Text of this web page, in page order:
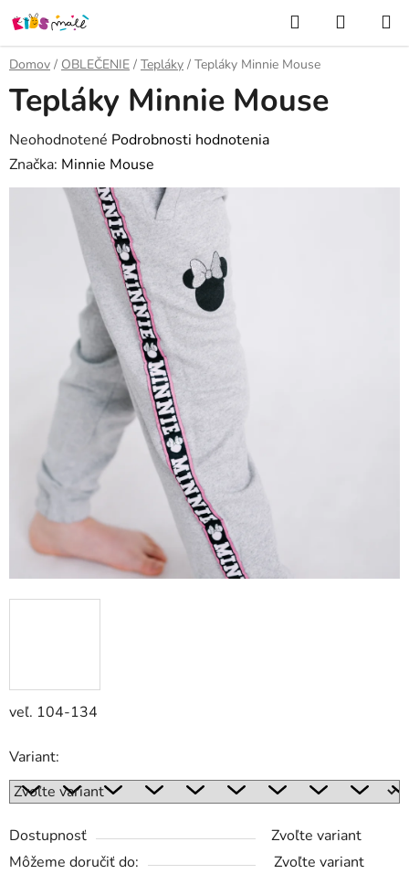
Prejsť
na
obsah
Hľadať
KOŠÍK
Domov / OBLEČENIE / Tepláky / Tepláky Minnie Mouse
veľ. 104-134
Variant:
Dostupnosť
Zvoľte variant
Môžeme doručiť do:
Zvoľte variant
Tepláky Minnie Mouse
Priemerné
hodnotenie
produktu
hviezdičiek.
Neohodnotené Podrobnosti hodnotenia
Značka: Minnie Mouse